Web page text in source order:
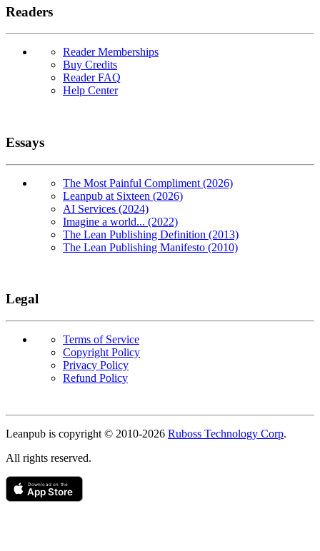
Readers
Reader Memberships
Buy Credits
Reader FAQ
Help Center
Essays
The Most Painful Compliment (2026)
Leanpub at Sixteen (2026)
AI Services (2024)
Imagine a world... (2022)
The Lean Publishing Definition (2013)
The Lean Publishing Manifesto (2010)
Legal
Terms of Service
Copyright Policy
Privacy Policy
Refund Policy
Leanpub is copyright © 2010-2026 Ruboss Technology Corp.
All rights reserved.